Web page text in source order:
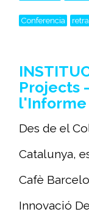
Conferencia
Projects
l'Informe
Des de el
Catalunya,
Cafè
Innovació